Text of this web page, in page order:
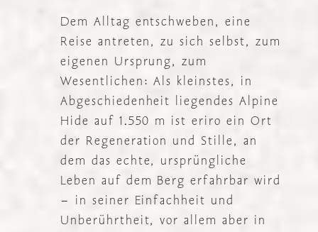
Dem Alltag entschweben, eine
Reise antreten, zu sich selbst, zum
eigenen Ursprung, zum
Wesentlichen: Als kleinstes, in
Abgeschiedenheit liegendes Alpine
Hide auf 1.550 m ist eriro ein Ort
der Regeneration und Stille, an
dem das echte, ursprüngliche
Leben auf dem Berg erfahrbar wird
– in seiner Einfachheit und
Unberührtheit, vor allem aber in